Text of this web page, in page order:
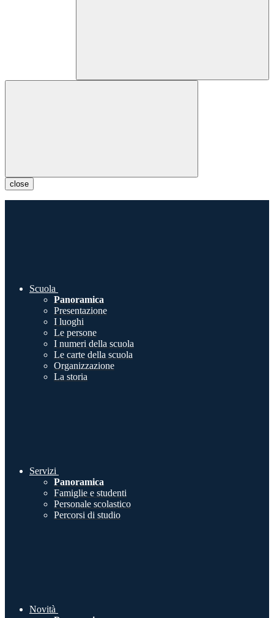
close
Scuola
Panoramica
Presentazione
I luoghi
Le persone
I numeri della scuola
Le carte della scuola
Organizzazione
La storia
Servizi
Panoramica
Famiglie e studenti
Personale scolastico
Percorsi di studio
Novità